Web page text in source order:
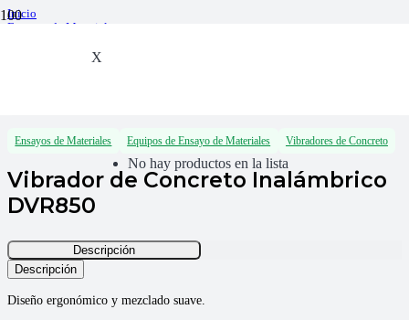
X
No hay productos en la lista
Inicio
Ensayos de Materiales
Vibradores de Concreto
Ensayos de Materiales Equipos de Ensayo de Materiales Vibradores de Concreto
Vibrador de Concreto Inalámbrico
DVR850
Descripción
Descripción
Diseño ergonómico y mezclado suave.